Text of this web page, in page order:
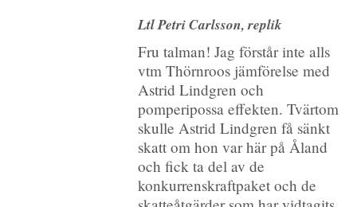
Ltl Petri Carlsson, replik
Fru talman! Jag förstår inte alls
vtm Thörnroos jämförelse med
Astrid Lindgren och
pomperipossa effekten. Tvärtom
skulle Astrid Lindgren få sänkt
skatt om hon var här på Åland
och fick ta del av de
konkurrenskraftpaket och de